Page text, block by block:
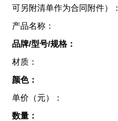
可另附清单作为合同附件）：
产品名称：
品牌/型号/规格：
材质：
颜色：
单价（元）：
数量：